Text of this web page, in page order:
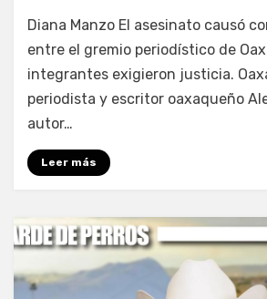
Fernando Miranda Servín
Diana Manzo El asesinato causó
entre el gremio periodístico de
integrantes exigieron justicia.
periodista y escritor oaxaqueño
autor…
Leer más